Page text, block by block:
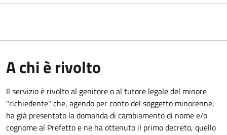
A chi è rivolto
Il servizio è rivolto al genitore o al tutore legale del minore
"richiedente" che, agendo per conto del soggetto minorenne,
ha già presentato la domanda di cambiamento di nome e/o
cognome al Prefetto e ne ha ottenuto il primo decreto, quello